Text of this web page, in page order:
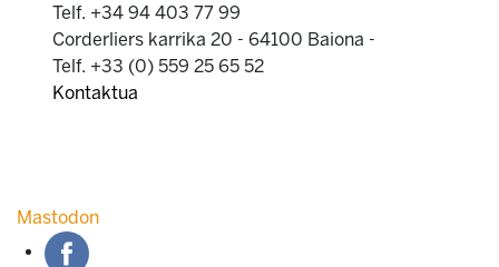
Telf. +34 94 403 77 99
Corderliers karrika 20 - 64100 Baiona -
Telf. +33 (0) 559 25 65 52
Kontaktua
Mastodon